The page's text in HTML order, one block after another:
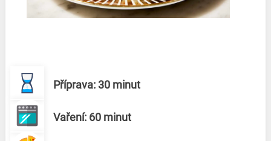
Příprava: 30 minut
Vaření: 60 minut